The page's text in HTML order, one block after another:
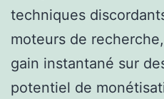
techniques
moteurs de
gain instantané sur
potentiel de